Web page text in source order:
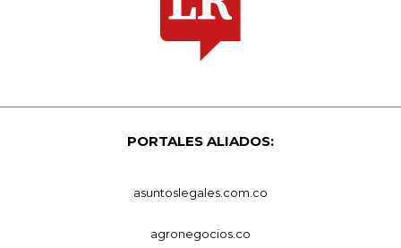
PORTALES ALIADOS:
asuntoslegales.com.co
agronegocios.co